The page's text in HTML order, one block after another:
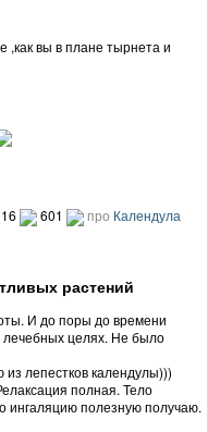
,как вы в плане тырнета и
16 601 про Календула
растений
И до поры до времени
лечебных целях. Не было
лепестков календулы)))
полная. Тело
ингаляцию полезную получаю.